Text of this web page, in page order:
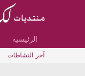
الرئيسية
آخر النشاطات